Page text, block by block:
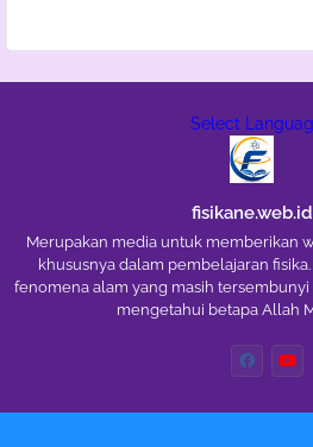
Select
fisikane.web.id
Merupakan media untuk memberikan
khususnya dalam pembelajaran
fenomena alam yang masih
mengetahui betapa Allah